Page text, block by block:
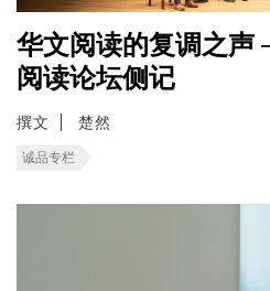
华文阅读的复调之声
阅读论坛侧记
撰文 楚然
诚品专栏